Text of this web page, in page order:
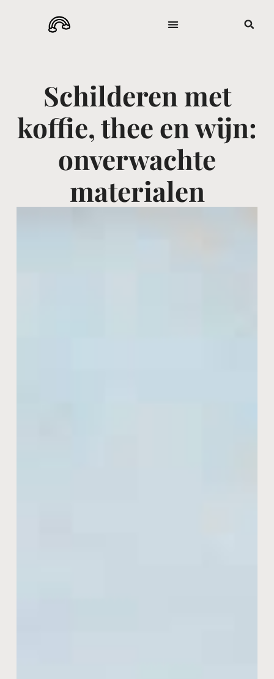
Schilderen met
koffie, thee en wijn:
onverwachte
materialen